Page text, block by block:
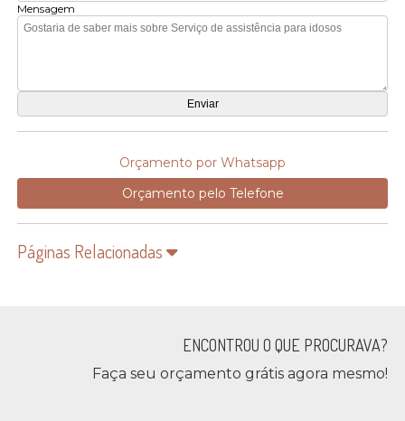
Mensagem
Orçamento por Whatsapp
Orçamento pelo Telefone
Páginas Relacionadas
ENCONTROU O QUE PROCURAVA?
Faça seu orçamento grátis agora mesmo!